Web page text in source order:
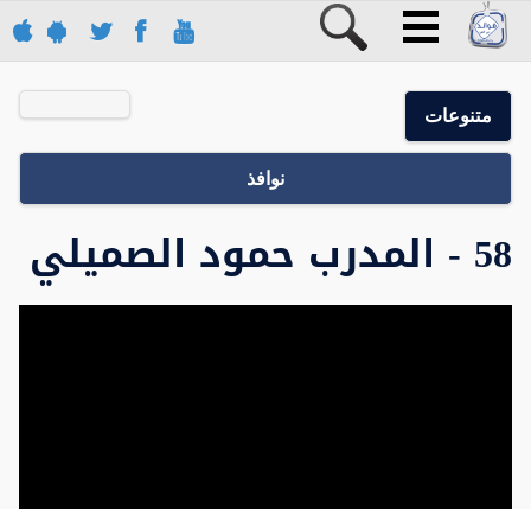
متنوعات
نوافذ
58 - المدرب حمود الصميلي